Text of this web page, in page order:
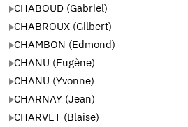
CHABOUD (Gabriel)
CHABROUX (Gilbert)
CHAMBON (Edmond)
CHANU (Eugène)
CHANU (Yvonne)
CHARNAY (Jean)
CHARVET (Blaise)